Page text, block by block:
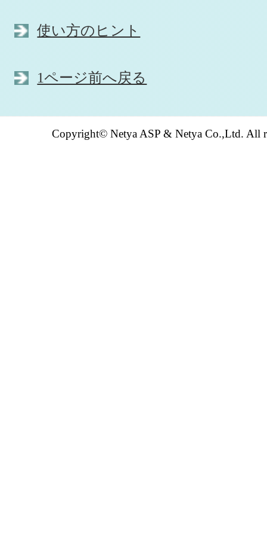
使い方のヒント
1ページ前へ戻る
Copyright© Netya ASP & Netya Co.,Ltd. All